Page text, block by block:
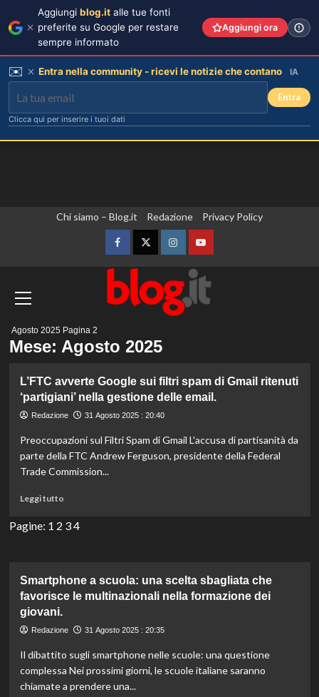
Chi siamo – Blog.it Redazione Privacy Policy
FacebookTwitterInstagramYouTube
principale
Agosto 2025 Pagina 2
Mese: Agosto 2025
L’FTC avverte Google sui filtri spam di Gmail ritenuti
‘partigiani’ nella gestione delle email.
Redazione 31 Agosto 2025 : 20:40
Preoccupazioni sul Filtri Spam di Gmail L'accusa di partisanità da
parte della FTC Andrew Ferguson, presidente della Federal
Trade Commission...
Leggi tuttoLeggi
più
Google
sui
di
ritenuti
‘partigiani’
nella
Pagine: 1 2 34
Smartphone a scuola: una scelta sbagliata che
favorisce le multinazionali nella formazione dei
giovani.
Redazione 31 Agosto 2025 : 20:35
Il dibattito sugli smartphone nelle scuole: una questione
complessa Nei prossimi giorni, le scuole italiane saranno
chiamate a prendere una...
Aggiungi blog.it alle tue fonti
preferite su Google per restare
sempre informato
Aggiungi ora
✉️ Entra nella community - ricevi le notizie che contano IA
Entra
Clicca qui per inserire i tuoi dati